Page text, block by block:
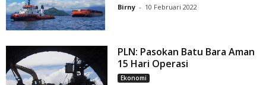
Birny - 10 Februari 2022
PLN: Pasokan Batu Bara Aman
15 Hari Operasi
Ekonomi